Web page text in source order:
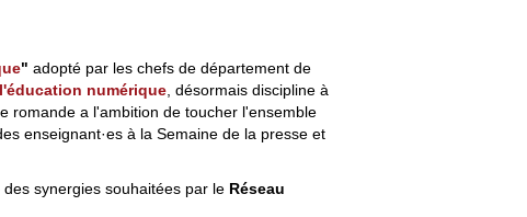
" adopté par les chefs de département de
l'éducation numérique, désormais discipline à
romande a l'ambition de toucher l'ensemble
enseignant·es à la Semaine de la presse et
synergies souhaitées par le Réseau